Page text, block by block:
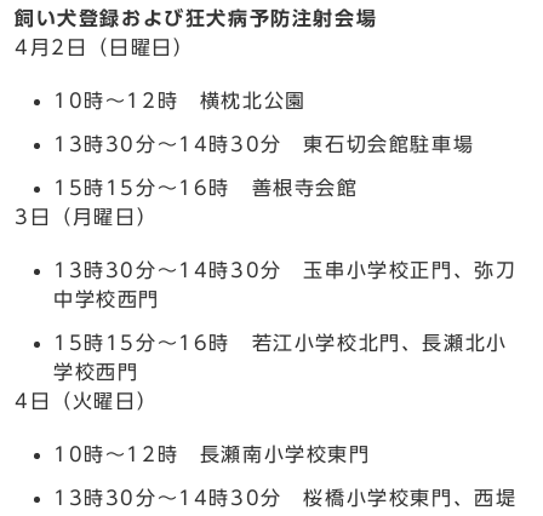
飼い犬登録および狂犬病予防注射会場
4月2日（日曜日）
10時～12時 横枕北公園
13時30分～14時30分 東石切会館駐車場
15時15分～16時 善根寺会館
3日（月曜日）
13時30分～14時30分 玉串小学校正門、弥刀
中学校西門
15時15分～16時 若江小学校北門、長瀬北小
学校西門
4日（火曜日）
10時～12時 長瀬南小学校東門
13時30分～14時30分 桜橋小学校東門、西堤